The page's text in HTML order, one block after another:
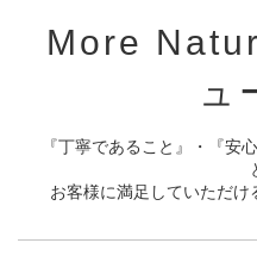
More
ュ
『丁寧であること』・『安
お客様に満足していただ